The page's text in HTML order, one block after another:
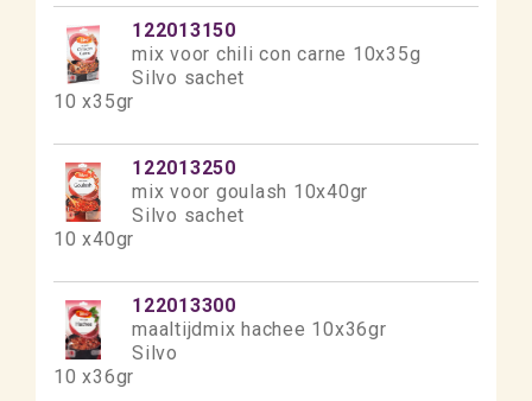
122013150
mix voor chili con carne 10x35g
Silvo sachet
10 x35gr
122013250
mix voor goulash 10x40gr
Silvo sachet
10 x40gr
122013300
maaltijdmix hachee 10x36gr
Silvo
10 x36gr